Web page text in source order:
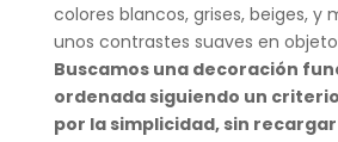
colores blancos, grises, beiges, y
unos contrastes suaves en
Buscamos una decoración
ordenada siguiendo un
por la simplicidad, sin